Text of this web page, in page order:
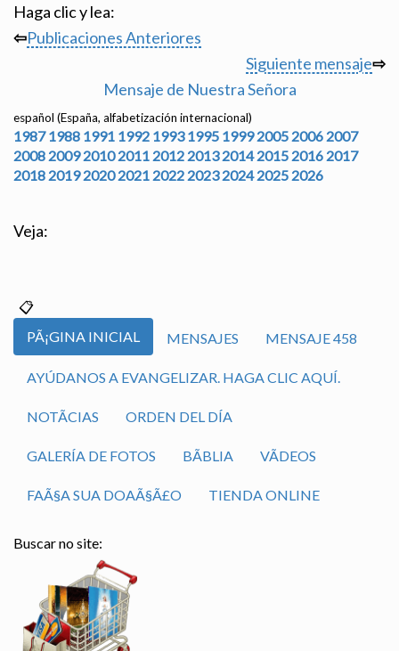
Haga clic y lea:
⇦Publicaciones Anteriores
Siguiente mensaje⇨
Mensaje de Nuestra Señora
español (España, alfabetización internacional)
1987 1988 1991 1992 1993 1995 1999 2005 2006 2007
2008 2009 2010 2011 2012 2013 2014 2015 2016 2017
2018 2019 2020 2021 2022 2023 2024 2025 2026
Veja:
PÃ¡GINA INICIAL MENSAJES MENSAJE 458
AYÚDANOS A EVANGELIZAR. HAGA CLIC AQUÍ.
NOTÃ­CIAS ORDEN DEL DÍA
GALERÍA DE FOTOS BÃ­BLIA VÃ­DEOS
FAÃ§A SUA DOAÃ§Ã£O TIENDA ONLINE
Buscar no site: